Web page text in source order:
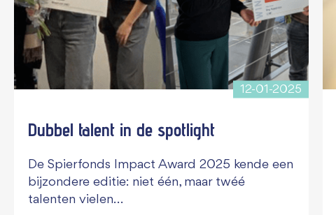
12-01-2025
Dubbel talent in de spotlight
De Spierfonds Impact Award 2025 kende een
bijzondere editie: niet één, maar twéé
talenten vielen…